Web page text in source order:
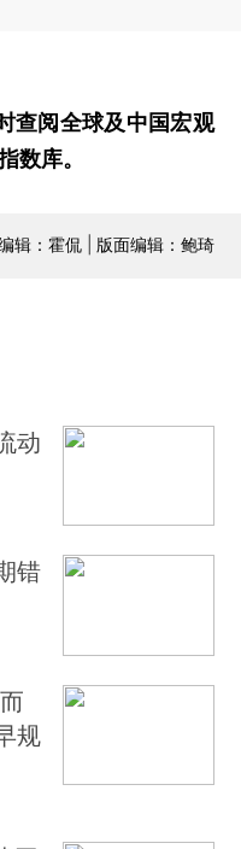
查阅全球及中国宏观
数库。
辑：霍侃 | 版面编辑：鲍琦
动
错
规